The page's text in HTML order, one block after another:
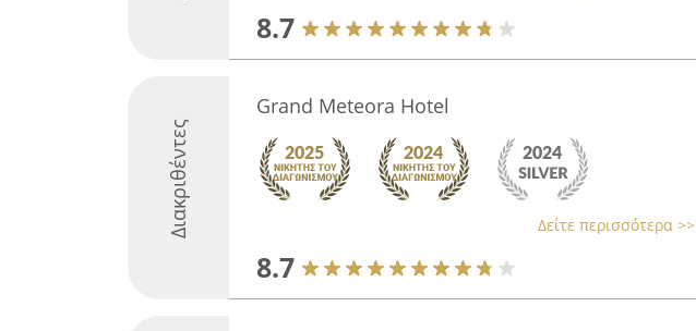
8.7
Διακριθέντες
Grand Meteora Hotel
Δείτε περισσότερα >>
8.7